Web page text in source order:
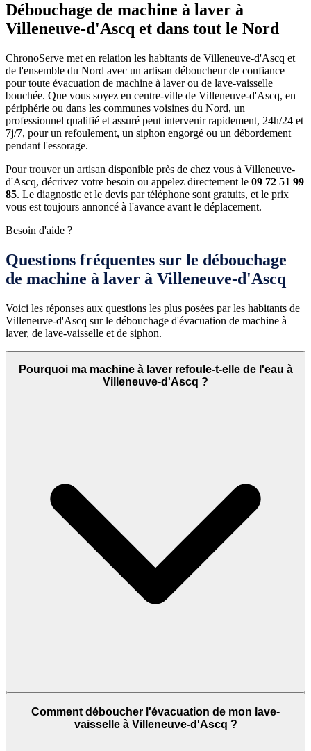
Débouchage de machine à laver à
Villeneuve-d'Ascq et dans tout le Nord
ChronoServe met en relation les habitants de Villeneuve-d'Ascq et
de l'ensemble du Nord avec un artisan déboucheur de confiance
pour toute évacuation de machine à laver ou de lave-vaisselle
bouchée. Que vous soyez en centre-ville de Villeneuve-d'Ascq, en
périphérie ou dans les communes voisines du Nord, un
professionnel qualifié et assuré peut intervenir rapidement, 24h/24 et
7j/7, pour un refoulement, un siphon engorgé ou un débordement
pendant l'essorage.
Pour trouver un artisan disponible près de chez vous à Villeneuve-
d'Ascq, décrivez votre besoin ou appelez directement le 09 72 51 99
85. Le diagnostic et le devis par téléphone sont gratuits, et le prix
vous est toujours annoncé à l'avance avant le déplacement.
Besoin d'aide ?
Questions fréquentes sur le débouchage
de machine à laver à Villeneuve-d'Ascq
Voici les réponses aux questions les plus posées par les habitants de
Villeneuve-d'Ascq sur le débouchage d'évacuation de machine à
laver, de lave-vaisselle et de siphon.
Pourquoi ma machine à laver refoule-t-elle de l'eau à
Villeneuve-d'Ascq ?
Comment déboucher l'évacuation de mon lave-
vaisselle à Villeneuve-d'Ascq ?